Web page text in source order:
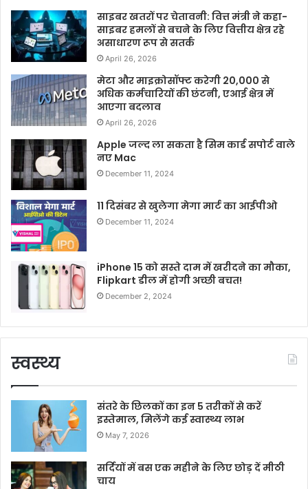
साइबर खतरों पर चेतावनी: वित्त मंत्री ने कहा-
साइबर हमलों से बचने के लिए वित्तीय क्षेत्र रहे
असाधारण रूप से सतर्क
April 26, 2026
मेटा और माइक्रोसॉफ्ट करेगी 20,000 से
अधिक कर्मचारियों की छंटनी, एआई क्षेत्र में
आएगा बदलाव
April 26, 2026
Apple जल्द ला सकता है सिम कार्ड सपोर्ट वाले
नए Mac
December 11, 2024
11 दिसंबर से खुलेगा मेगा मार्ट का आईपीओ
December 11, 2024
iPhone 15 को सस्ते दाम में खरीदने का मौका,
Flipkart डील में होगी अच्छी बचत!
December 2, 2024
स्वस्थ्य
संतरे के छिलकों का इन 5 तरीकों से करें
इस्तेमाल, मिलेंगे कई स्वास्थ्य लाभ
May 7, 2026
सर्दियों में बस एक महीने के लिए छोड़ दें मीठी
चाय